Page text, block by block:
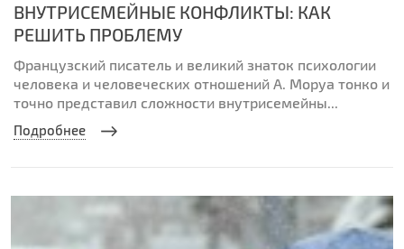
ВНУТРИСЕМЕЙНЫЕ КОНФЛИКТЫ: КАК
РЕШИТЬ ПРОБЛЕМУ
Французский писатель и великий знаток психологии
человека и человеческих отношений А. Моруа тонко и
точно представил сложности внутрисемейны...
Подробнее